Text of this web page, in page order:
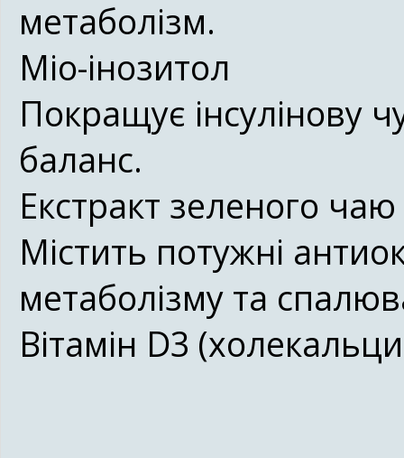
метаболізм.
Міо-інозитол
Покращує інсулінову
баланс.
Екстракт зеленого
Містить потужні
метаболізму та
Вітамін